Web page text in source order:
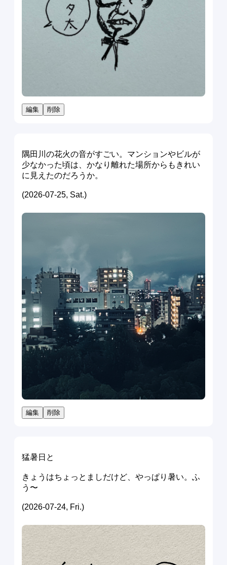
編集 削除
隅田川の花火の音がすごい。マンションやビルが
少なかった頃は、かなり離れた場所からもきれい
に見えたのだろうか。
(2026-07-25, Sat.)
編集 削除
猛暑日と
きょうはちょっとましだけど、やっぱり暑い。ふ
う〜
(2026-07-24, Fri.)